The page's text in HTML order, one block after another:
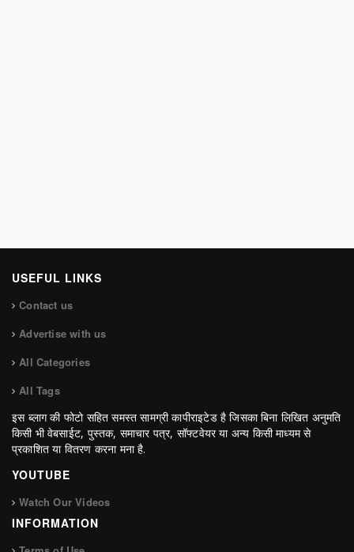
USEFUL LINKS
Contact us
Advertise with us
All Categories
All Tags
इस ब्लाग की फोटो सहित समस्त सामग्री कापीराइटेड है जिसका बिना लिखित अनुमति
किसी भी वेबसाईट, पुस्तक, समाचार पत्र, सॉफ्टवेयर या अन्य किसी माध्यम से
प्रकाशित या वितरण करना मना है.
YOUTUBE
Watch Our Videos
INFORMATION